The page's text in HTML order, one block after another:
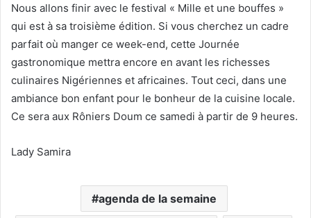
Nous allons finir avec le festival « Mille et une bouffes »
qui est à sa troisième édition. Si vous cherchez un cadre
parfait où manger ce week-end, cette Journée
gastronomique mettra encore en avant les richesses
culinaires Nigériennes et africaines. Tout ceci, dans une
ambiance bon enfant pour le bonheur de la cuisine locale.
Ce sera aux Rôniers Doum ce samedi à partir de 9 heures.
Lady Samira
agenda de la semaine